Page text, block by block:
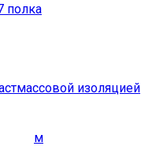
полка
изоляцией
м